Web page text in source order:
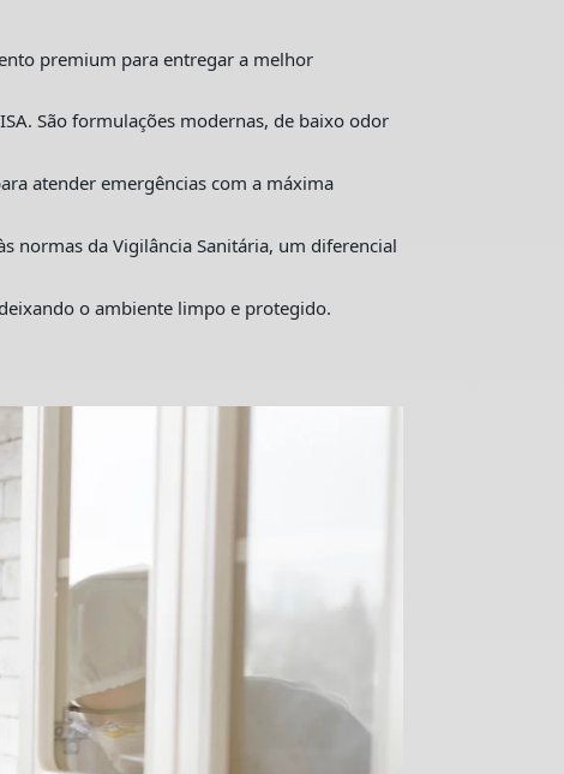
premium para entregar a melhor
São formulações modernas, de baixo odor
atender emergências com a máxima
normas da Vigilância Sanitária, um diferencial
o ambiente limpo e protegido.